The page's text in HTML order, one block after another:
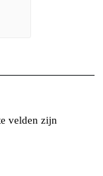
velden zijn